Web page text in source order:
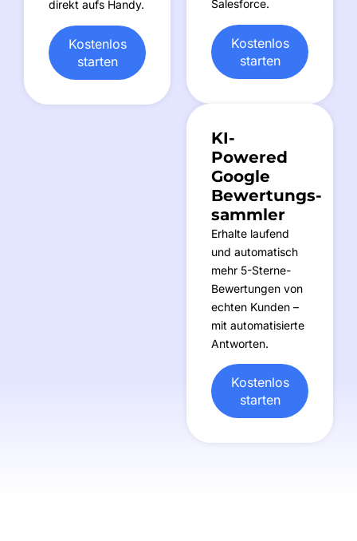
direkt aufs Handy.
Kostenlos
starten
Salesforce.
Kostenlos
starten
KI-
Powered
Google
Bewertungs-
sammler
Erhalte laufend
und automatisch
mehr 5-Sterne-
Bewertungen von
echten Kunden –
mit automatisierte
Antworten.
Kostenlos
starten